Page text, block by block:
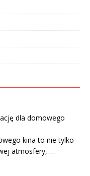
dla domowego
kina to nie tylko
atmosfery, …